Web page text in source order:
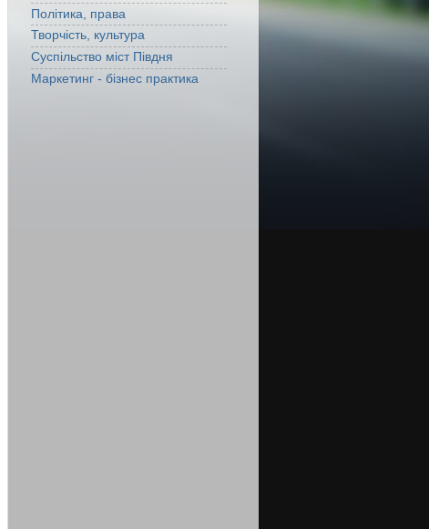
Політика, права
Творчість, культура
Суспільство міст Півдня
Маркетинг - бізнес практика